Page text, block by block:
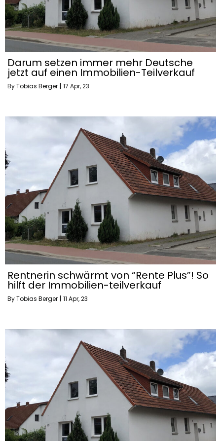
Darum setzen immer mehr Deutsche
jetzt auf einen Immobilien-Teilverkauf
ByTobias Berger 17 Apr, 23
Rentnerin schwärmt von “Rente Plus”! So
hilft der Immobilien-teilverkauf
ByTobias Berger 11 Apr, 23